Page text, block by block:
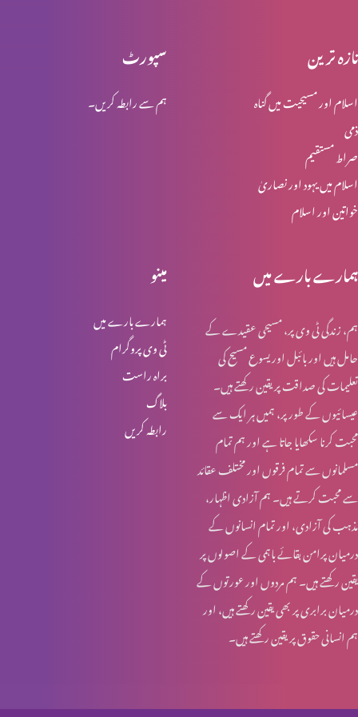
انبیا ء و بزرگ – ابراہام
انبیاء و بزرگ – حنوک اور نوح
انبیاء و بزرگ – آدم اور حنوک
آخری جنگ – کیا تیاری ہو رہی ہے؟
سپورٹ
ہم سے رابطہ کریں۔
تازہ ترین
اسلام اور مسیحیت میں گناہ
ذمی
صراط مستقیم
اسلام میں یہود اور نصاریٰ
خواتین اور اسلام
مینو
ہمارے بارے میں
ٹی وی پروگرام
براہ راست
بلاگ
رابطہ کریں
ہمارے بارے میں
ہم، زندگی ٹی وی پر، مسیحی عقیدے کے
حامل ہیں اور بائبل اور یسوع مسیح کی
تعلیمات کی صداقت پر یقین رکھتے ہیں۔
عیسائیوں کے طور پر، ہمیں ہر ایک سے
محبت کرنا سکھایا جاتا ہے اور ہم تمام
مسلمانوں سے تمام فرقوں اور مختلف عقائد
سے محبت کرتے ہیں۔ ہم آزادی اظہار،
مذہب کی آزادی، اور تمام انسانوں کے
درمیان پرامن بقائے باہمی کے اصولوں پر
یقین رکھتے ہیں۔ ہم مردوں اور عورتوں کے
درمیان برابری پر بھی یقین رکھتے ہیں، اور
ہم انسانی حقوق پر یقین رکھتے ہیں۔